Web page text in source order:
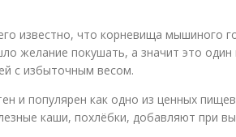
известно, что корневища мышиного
желание покушать, а значит это
с избыточным весом.
и популярен как одно из ценных
каши, похлёбки, добавляют при